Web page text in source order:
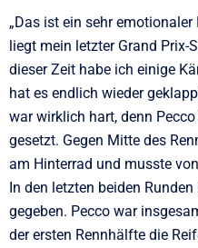
„Das ist ein sehr
liegt mein letzter Grand Prix-
dieser Zeit habe ich einige
hat es endlich wieder
war wirklich hart, denn
gesetzt. Gegen Mitte des
am Hinterrad und musste
In den letzten beiden
gegeben. Pecco war
der ersten Rennhälfte die